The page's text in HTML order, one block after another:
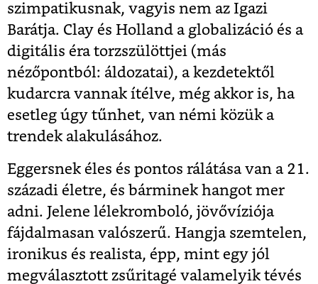
szimpatikusnak, vagyis nem az Igazi
Barátja. Clay és Holland a globalizáció és a
digitális éra torzszülöttjei (más
nézőpontból: áldozatai), a kezdetektől
kudarcra vannak ítélve, még akkor is, ha
esetleg úgy tűnhet, van némi közük a
trendek alakulásához.
Eggersnek éles és pontos rálátása van a 21.
századi életre, és bárminek hangot mer
adni. Jelene lélekromboló, jövővíziója
fájdalmasan valószerű. Hangja szemtelen,
ironikus és realista, épp, mint egy jól
megválasztott zsűritagé valamelyik tévés